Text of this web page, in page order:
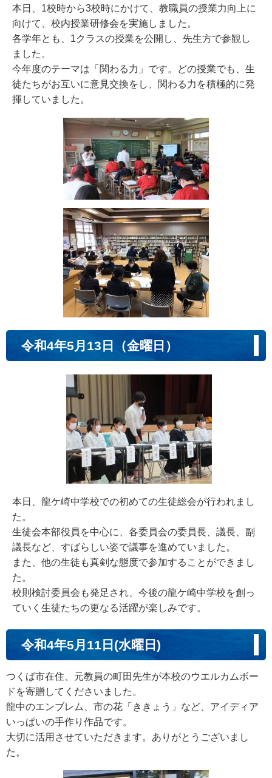
本日、1校時から3校時にかけて、教職員の授業力向上に
向けて、校内授業研修会を実施しました。
各学年とも、1クラスの授業を公開し、先生方で参観し
ました。
今年度のテーマは「関わる力」です。どの授業でも、生
徒たちがお互いに意見交換をし、関わる力を積極的に発
揮していました。
令和4年5月13日（金曜日）
本日、龍ケ崎中学校での初めての生徒総会が行われまし
た。
生徒会本部役員を中心に、各委員会の委員長、議長、副
議長など、すばらしい姿で議事を進めていました。
また、他の生徒も真剣な態度で参加することができまし
た。
校則検討委員会も発足され、今後の龍ケ崎中学校を創っ
ていく生徒たちの更なる活躍が楽しみです。
令和4年5月11日(水曜日)
つくば市在住、元教員の町田先生が本校のウエルカムボー
ドを寄贈してくださいました。
龍中のエンブレム、市の花「ききょう」など、アイディア
いっぱいの手作り作品です。
大切に活用させていただきます。ありがとうございまし
た。